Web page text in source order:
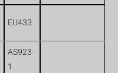
EU433
AS923-
1